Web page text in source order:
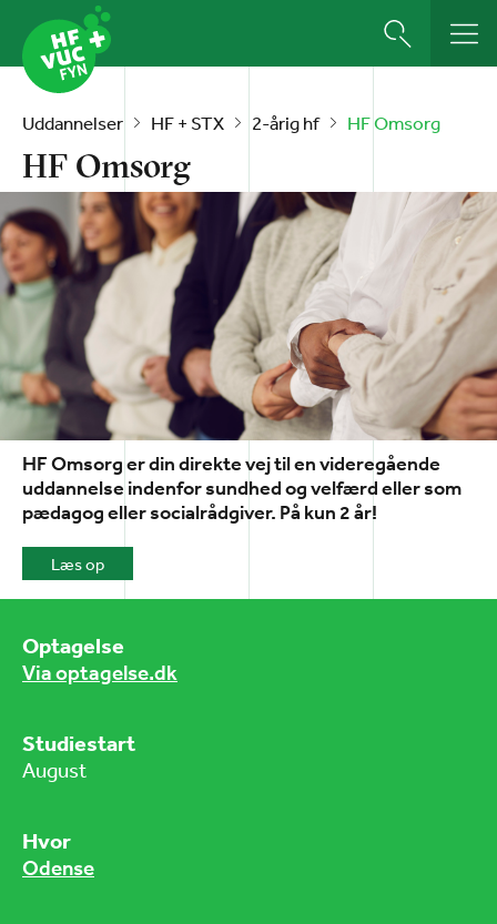
Uddannelser HF + STX 2-årig hf HF Omsorg
HF Omsorg
HF Omsorg er din direkte vej til en videregående
uddannelse indenfor sundhed og velfærd eller som
pædagog eller socialrådgiver. På kun 2 år!
Læs op
Optagelse
Via optagelse.dk
Studiestart
August
Hvor
Odense